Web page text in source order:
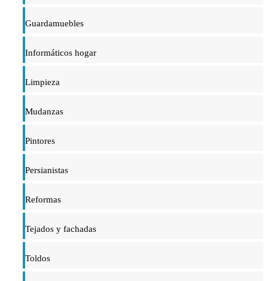
Guardamuebles
Informáticos hogar
Limpieza
Mudanzas
Pintores
Persianistas
Reformas
Tejados y fachadas
Toldos